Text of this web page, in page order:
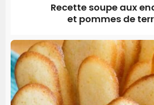
Recette soupe aux
et pommes de